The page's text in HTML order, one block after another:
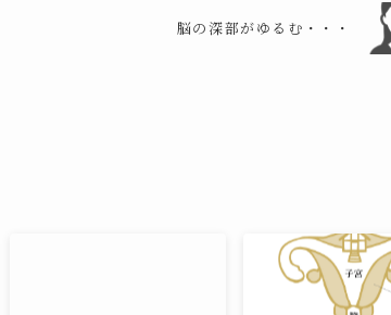
脳の深部がゆるむ・・・